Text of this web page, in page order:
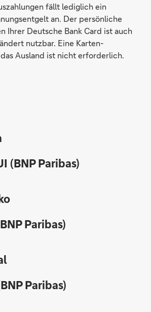
fällt lediglich ein
an. Der persönliche
Ihrer Deutsche Bank Card ist auch
nutzbar. Eine Karten-
Ausland ist nicht erforderlich.
(BNP Paribas)
Paribas)
Paribas)